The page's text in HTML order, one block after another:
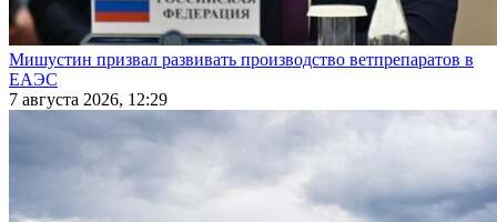
Мишустин призвал развивать производство ветпрепаратов в
ЕАЭС
7 августа 2026, 12:29